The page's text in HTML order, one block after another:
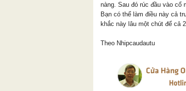
nàng. Sau đó rúc đầu vào cổ
Bạn có thể làm điều này cả
khắc này lâu một chút để cả
Theo Nhipcaudautu